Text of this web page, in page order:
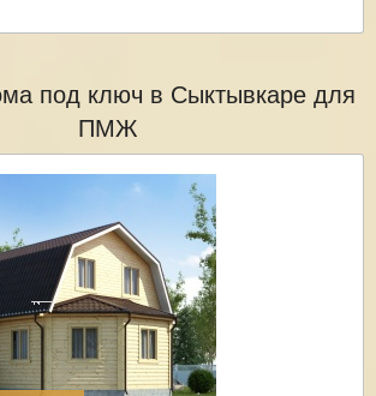
под ключ в Сыктывкаре для
ПМЖ